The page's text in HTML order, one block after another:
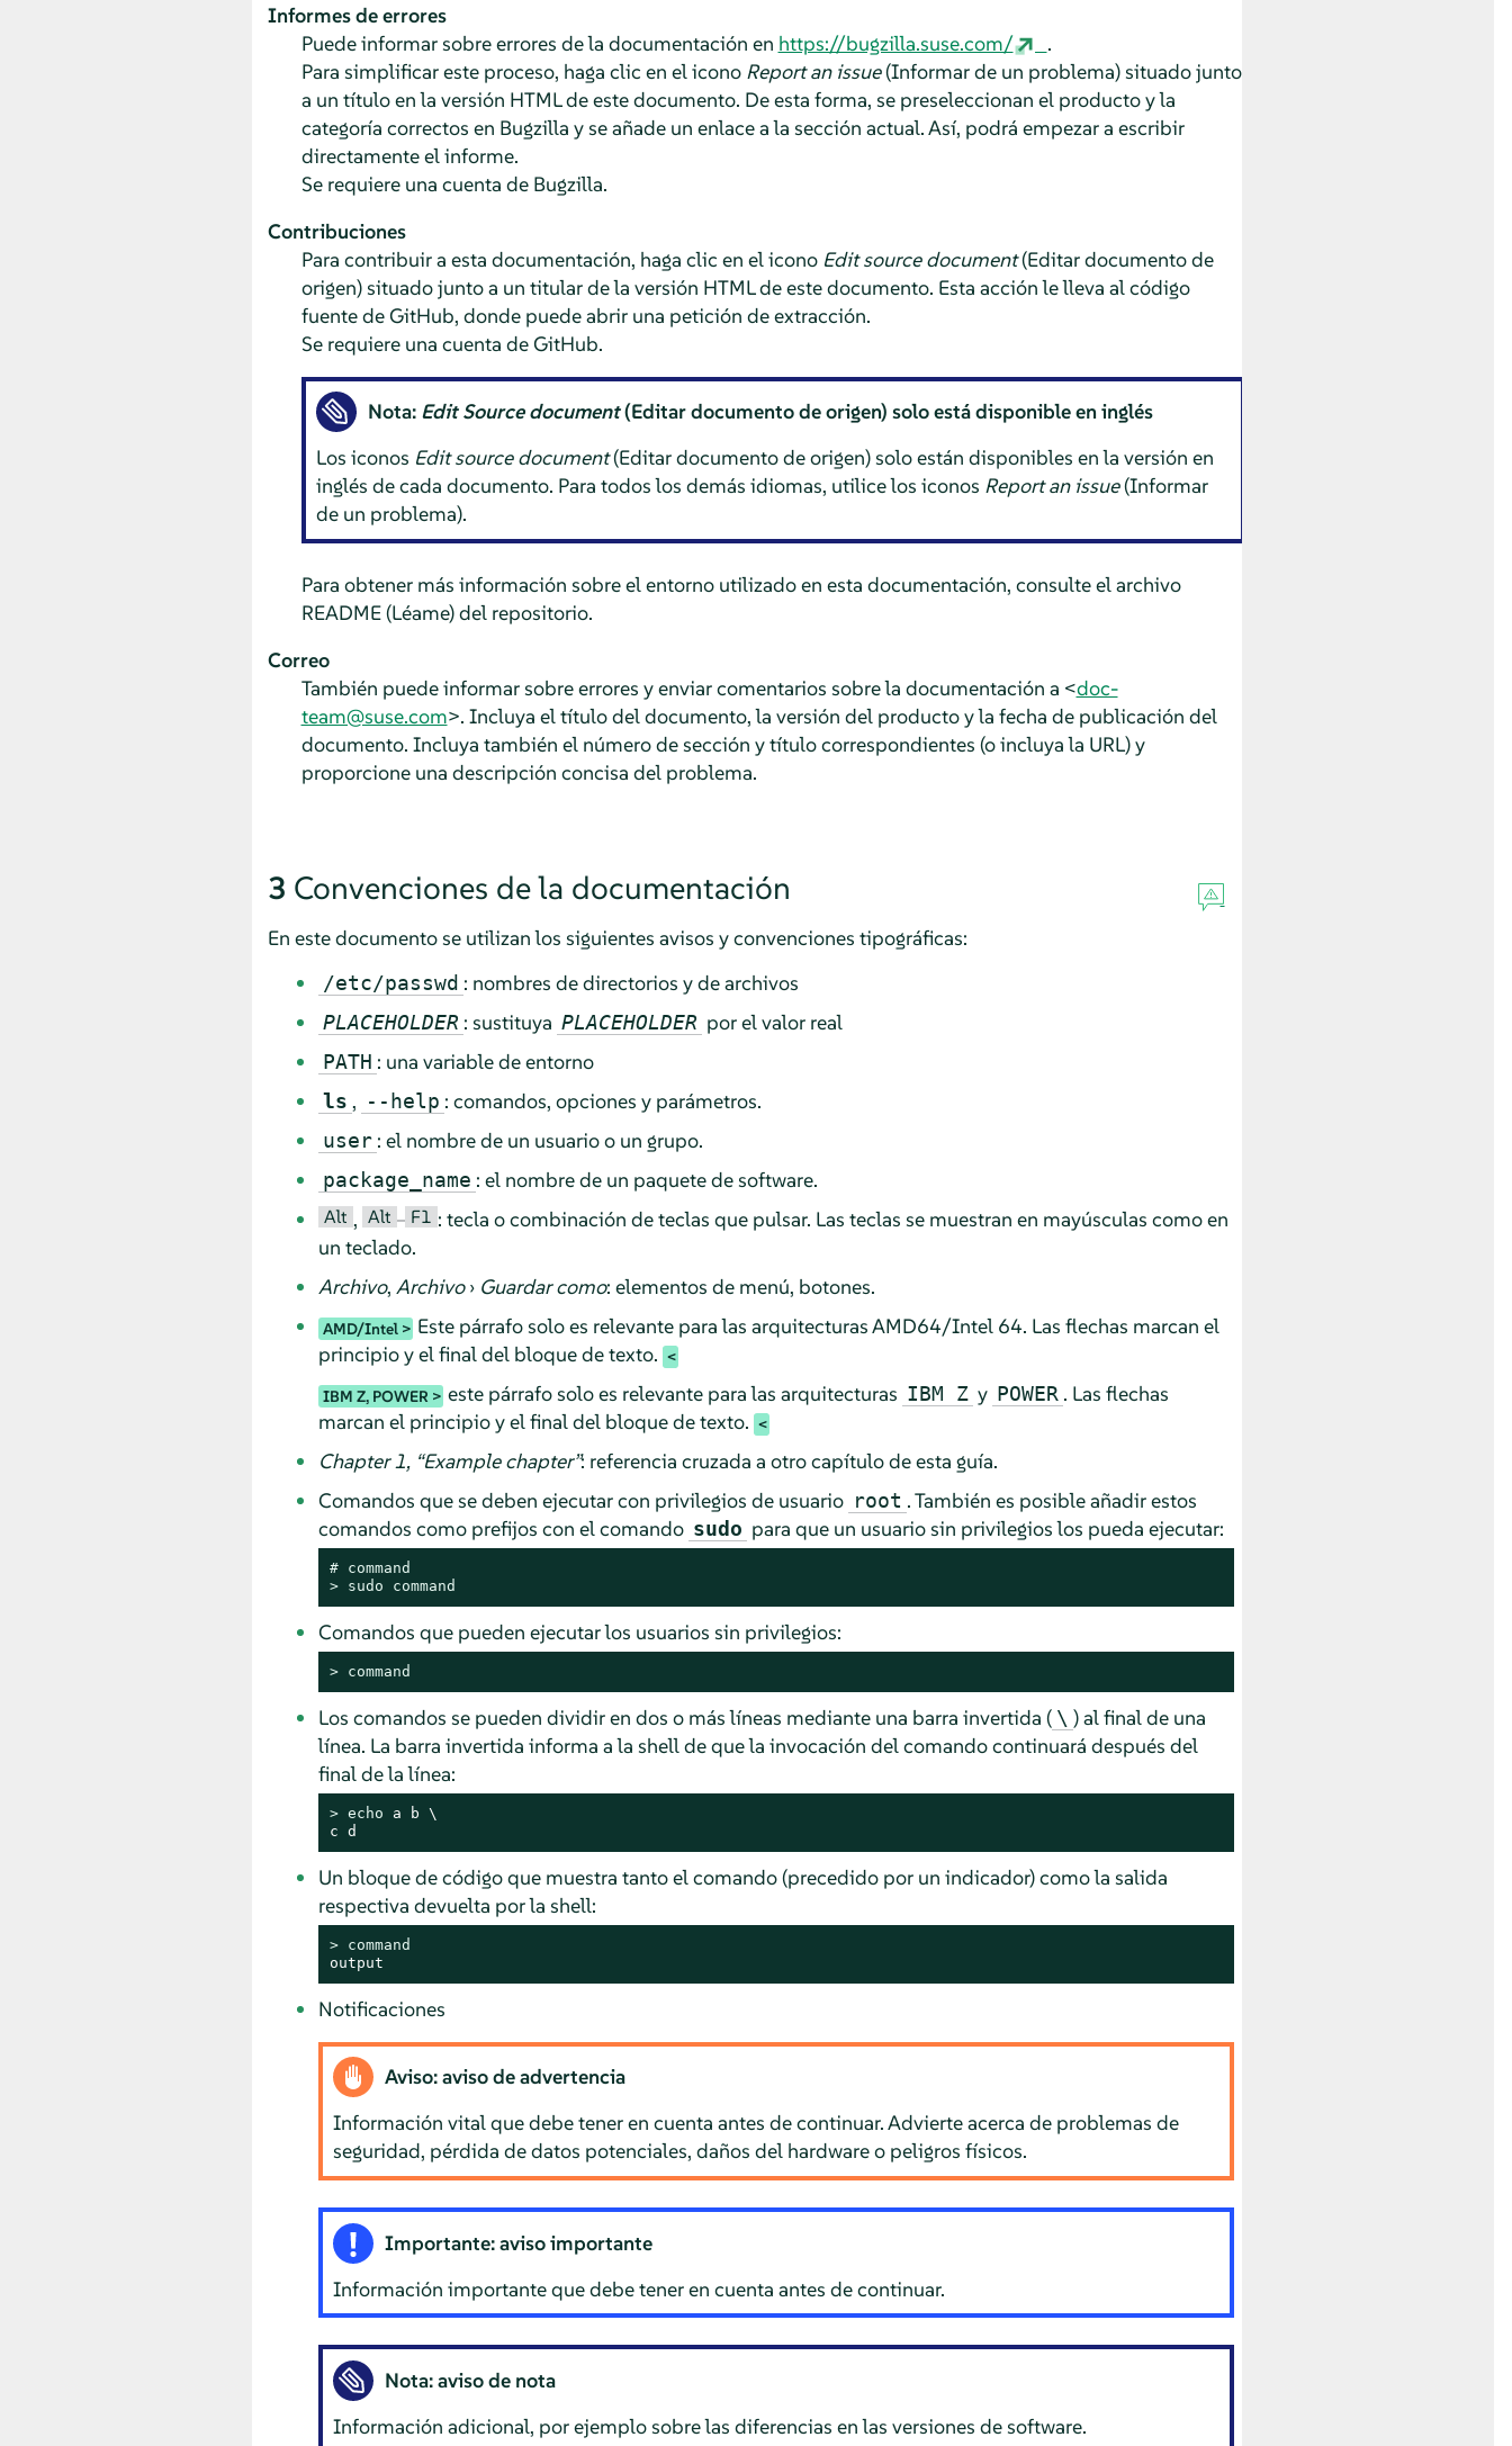
Informes de errores
Puede informar sobre errores de la documentación en https://bugzilla.suse.com/
.
Para simplificar este proceso, haga clic en el icono Report an issue(Informar de un problema) situado junto
a un título en la versión HTML de este documento. De esta forma, se preseleccionan el producto y la
categoría correctos en Bugzilla y se añade un enlace a la sección actual. Así, podrá empezar a escribir
directamente el informe.
Se requiere una cuenta de Bugzilla.
Contribuciones
Para contribuir a esta documentación, haga clic en el icono Edit source document(Editar documento de
origen) situado junto a un titular de la versión HTML de este documento. Esta acción le lleva al código
fuente de GitHub, donde puede abrir una petición de extracción.
Se requiere una cuenta de GitHub.
Nota: Edit Source document(Editar documento de origen) solo está disponible en inglés
Los iconos Edit source document(Editar documento de origen) solo están disponibles en la versión en
inglés de cada documento. Para todos los demás idiomas, utilice los iconos Report an issue(Informar
de un problema).
Para obtener más información sobre el entorno utilizado en esta documentación, consulte el archivo
README (Léame) del repositorio.
Correo
También puede informar sobre errores y enviar comentarios sobre la documentación a <doc-
team@suse.com>. Incluya el título del documento, la versión del producto y la fecha de publicación del
documento. Incluya también el número de sección y título correspondientes (o incluya la URL) y
proporcione una descripción concisa del problema.
3 Convenciones de la documentación
En este documento se utilizan los siguientes avisos y convenciones tipográficas:
/etc/passwd : nombres de directorios y de archivos
PLACEHOLDER : sustituya PLACEHOLDER por el valor real
PATH : una variable de entorno
ls , --help : comandos, opciones y parámetros.
user : el nombre de un usuario o un grupo.
package_name : el nombre de un paquete de software.
Alt , Alt – F1 : tecla o combinación de teclas que pulsar. Las teclas se muestran en mayúsculas como en
un teclado.
Archivo, Archivo› Guardar como: elementos de menú, botones.
AMD/Intel
Este párrafo solo es relevante para las arquitecturas AMD64/Intel 64. Las flechas marcan el
principio y el final del bloque de texto.
IBM Z, POWER este párrafo solo es relevante para las arquitecturas IBM Z y POWER . Las flechas
marcan el principio y el final del bloque de texto.
Chapter 1, “Example chapter”: referencia cruzada a otro capítulo de esta guía.
Comandos que se deben ejecutar con privilegios de usuario root . También es posible añadir estos
comandos como prefijos con el comando sudo para que un usuario sin privilegios los pueda ejecutar:
# command
> sudo command
Comandos que pueden ejecutar los usuarios sin privilegios:
> command
Los comandos se pueden dividir en dos o más líneas mediante una barra invertida ( \ ) al final de una
línea. La barra invertida informa a la shell de que la invocación del comando continuará después del
final de la línea:
> echo a b \
c d
Un bloque de código que muestra tanto el comando (precedido por un indicador) como la salida
respectiva devuelta por la shell:
> command
output
Notificaciones
Aviso: aviso de advertencia
Información vital que debe tener en cuenta antes de continuar. Advierte acerca de problemas de
seguridad, pérdida de datos potenciales, daños del hardware o peligros físicos.
Importante: aviso importante
Información importante que debe tener en cuenta antes de continuar.
Nota: aviso de nota
Información adicional, por ejemplo sobre las diferencias en las versiones de software.